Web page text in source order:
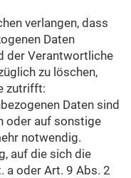
verlangen, dass
Daten
der Verantwortliche
zu löschen,
zutrifft:
Daten sind
oder auf sonstige
notwendig.
auf die sich die
a oder Art. 9 Abs. 2